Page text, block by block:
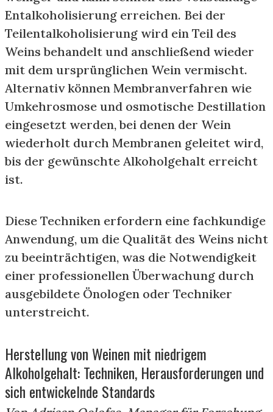
Entalkoholisierung erreichen. Bei der
Teilentalkoholisierung wird ein Teil des
Weins behandelt und anschließend wieder
mit dem ursprünglichen Wein vermischt.
Alternativ können Membranverfahren wie
Umkehrosmose und osmotische Destillation
eingesetzt werden, bei denen der Wein
wiederholt durch Membranen geleitet wird,
bis der gewünschte Alkoholgehalt erreicht
ist.
Diese Techniken erfordern eine fachkundige
Anwendung, um die Qualität des Weins nicht
zu beeinträchtigen, was die Notwendigkeit
einer professionellen Überwachung durch
ausgebildete Önologen oder Techniker
unterstreicht.
Herstellung von Weinen mit niedrigem
Alkoholgehalt: Techniken, Herausforderungen und
sich entwickelnde Standards